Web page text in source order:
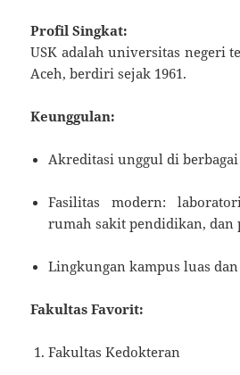
Profil Singkat:
USK adalah universitas negeri
Aceh, berdiri sejak 1961.
Keunggulan:
Akreditasi unggul di
Fasilitas modern:
rumah sakit pendidikan, dan
Lingkungan kampus luas
Fakultas Favorit:
Fakultas Kedokteran